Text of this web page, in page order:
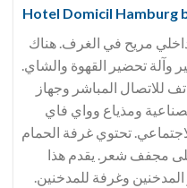
مريح في الغرف. هناك
وآلة تحضير القهوة والشاي.
للاتصال المباشر وجهاز
ومذياع وواي فاي
تحتوي غرفة الحمام
مجفف شعر. يقدم هذا